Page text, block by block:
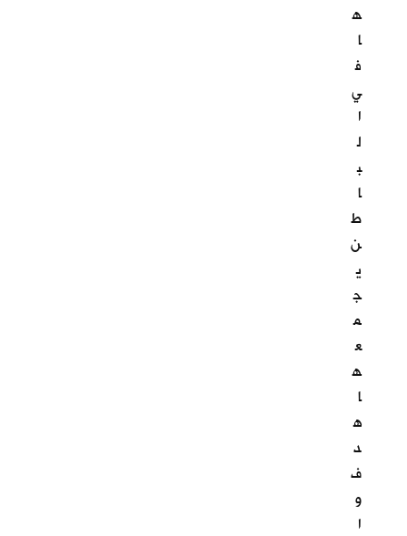
ه
ا
ف
ي
ا
ل
ب
ا
ط
ن
ي
ج
م
ع
ه
ا
ه
د
ف
و
ا